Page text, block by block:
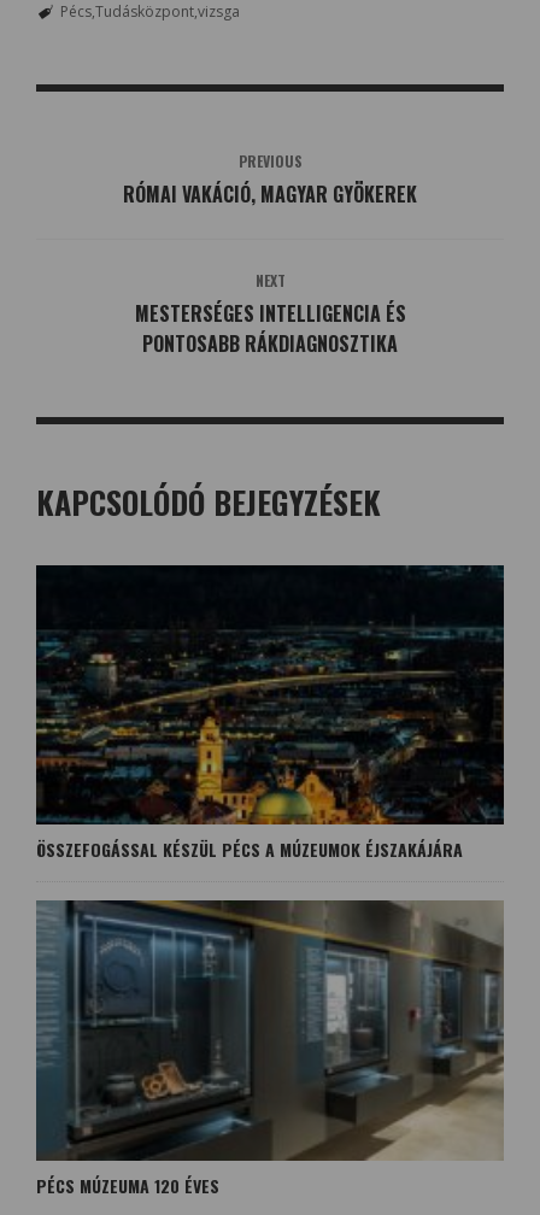
PécsTudásközpontvizsga
PREVIOUS
RÓMAI VAKÁCIÓ, MAGYAR GYÖKEREK
NEXT
MESTERSÉGES INTELLIGENCIA ÉS
PONTOSABB RÁKDIAGNOSZTIKA
KAPCSOLÓDÓ BEJEGYZÉSEK
ÖSSZEFOGÁSSAL KÉSZÜL PÉCS A MÚZEUMOK ÉJSZAKÁJÁRA
PÉCS MÚZEUMA 120 ÉVES